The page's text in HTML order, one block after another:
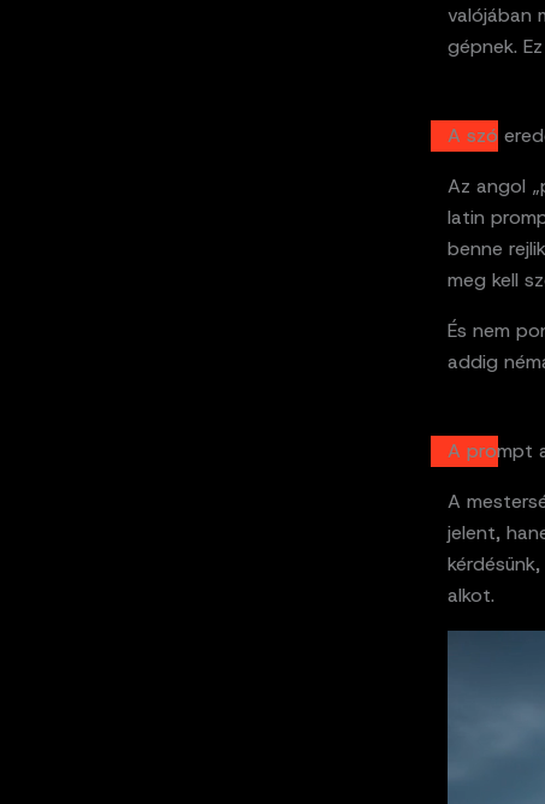
valójában
gépnek.
A szó
Az angol
latin
benne
meg kell
És nem
addig
A prompt
A
jelent,
alkot.